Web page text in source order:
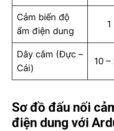
Cảm biến độ
ẩm điện dung
1
Dây cắm (Đực –
Cái)
10 –
Sơ đồ đấu nối
điện dung với